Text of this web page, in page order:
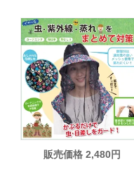
販売価格 2,480円